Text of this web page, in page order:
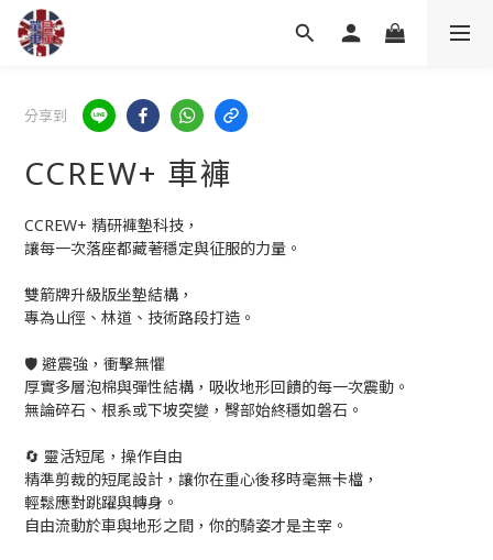
分享到
CCREW+ 車褲
CCREW+ 精研褲墊科技，
讓每一次落座都藏著穩定與征服的力量。
雙箭牌升級版坐墊結構，
專為山徑、林道、技術路段打造。
🛡️ 避震強，衝擊無懼
厚實多層泡棉與彈性結構，吸收地形回饋的每一次震動。
無論碎石、根系或下坡突變，臀部始終穩如磐石。
🔄 靈活短尾，操作自由
精準剪裁的短尾設計，讓你在重心後移時毫無卡檔，
輕鬆應對跳躍與轉身。
自由流動於車與地形之間，你的騎姿才是主宰。